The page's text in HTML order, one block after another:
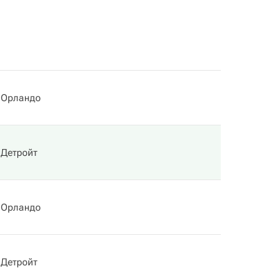
Орландо
Детройт
Орландо
Детройт